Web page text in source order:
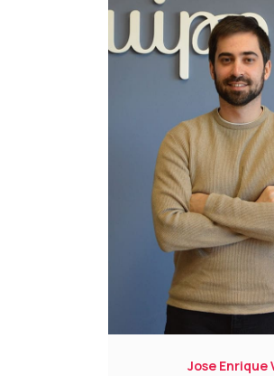
Jose Enrique